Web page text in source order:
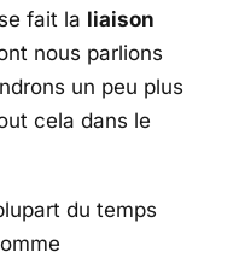
fait la liaison
nous parlions
un peu plus
cela dans le
du temps